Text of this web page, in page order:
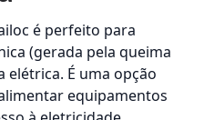
é perfeito para
(gerada pela queima
elétrica. É uma opção
equipamentos